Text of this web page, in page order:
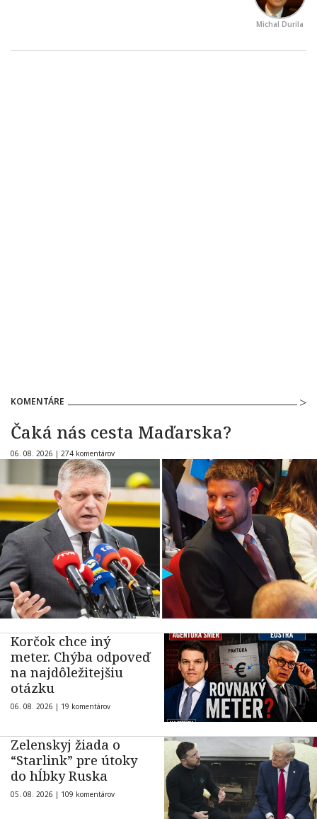
Michal Durila
KOMENTÁRE
Čaká nás cesta Maďarska?
06. 08. 2026 | 274 komentárov
Korčok chce iný
meter. Chýba odpoveď
na najdôležitejšiu
otázku
06. 08. 2026 | 19 komentárov
Zelenskyj žiada o
“Starlink” pre útoky
do hĺbky Ruska
05. 08. 2026 | 109 komentárov